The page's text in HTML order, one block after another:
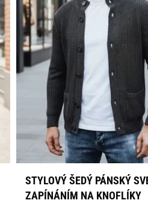
STYLOVÝ ŠEDÝ PÁNSKÝ
ZAPÍNÁNÍM NA KNOFLÍKY